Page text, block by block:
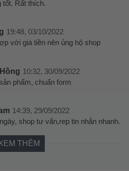
tốt. Rất thích.
19:48, 03/10/2022
với giá tiền nên ủng hộ shop
10:32, 30/09/2022
phẩm, chuẩn form
14:39, 29/09/2022
shop tư vấn,rep tin nhắn nhanh.
THÊM